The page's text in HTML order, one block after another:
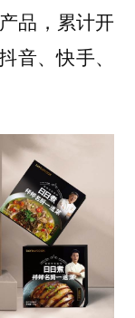
品，累计开
音、快手、